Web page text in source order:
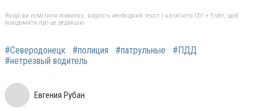
Якщо ви помітили помилку, виділіть необхідний текст і натисніть Ctrl + Enter, щоб
повідомити про це редакцію
#Северодонецк #полиция #патрульные
#ПДД
#нетрезвый водитель
Евгения Рубан